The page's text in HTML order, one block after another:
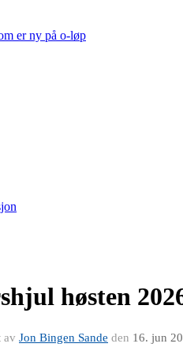
er ny på o-løp
høsten
av Jon Bingen Sande den 16. jun